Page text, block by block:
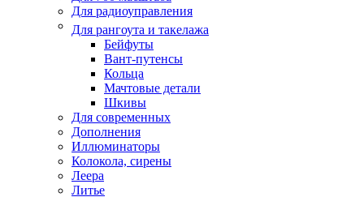
Для радиоуправления
Для рангоута и такелажа
Бейфуты
Вант-путенсы
Кольца
Мачтовые детали
Шкивы
Для современных
Дополнения
Иллюминаторы
Колокола, сирены
Леера
Литье